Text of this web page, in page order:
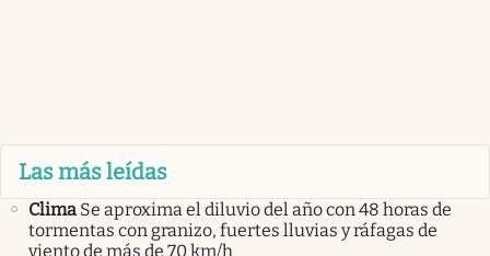
Las más leídas
Clima Se aproxima el diluvio del año con 48 horas de
tormentas con granizo, fuertes lluvias y ráfagas de
viento de más de 70 km/h